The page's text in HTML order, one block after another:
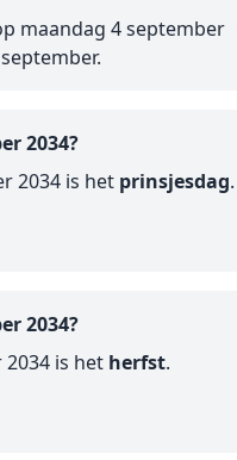
maandag 4 september
2034?
2034 is het prinsjesdag.
2034?
is het herfst.